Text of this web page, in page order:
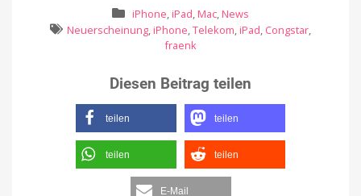
iPhone, iPad, Mac, News
Neuerscheinung, iPhone,Telekom, iPad, Congstar,
fraenk
Diesen Beitrag teilen
teilen teilen
teilen teilen
E-Mail